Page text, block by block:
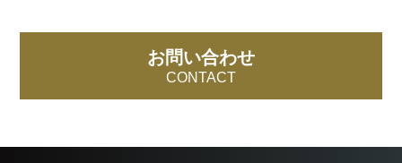
お問い合わせ
CONTACT